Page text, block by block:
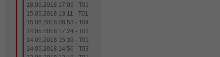
18.05.2018 17:05 - T01
15.05.2018 13:11 - T01
15.05.2018 08:53 - T04
14.05.2018 17:24 - T01
14.05.2018 15:39 - T01
14.05.2018 14:56 - T03